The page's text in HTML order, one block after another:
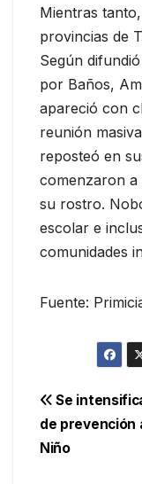
Mientras
provincias de
Según
por Baños,
apareció con
reunión
reposteó en
comenzaron
su rostro.
escolar e
comunidades
Fuente:
de
Se
de prevención
Niño